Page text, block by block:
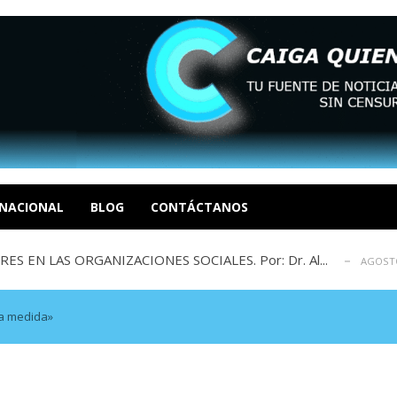
BLOG CONTÁCTANOS
costo del colapso eléctrico en... AGOSTO 7, 2026
Por Dayana Cristina Duzoglou L. AGOSTO 6, 2026
apagones y promesas incumplidas...
EN LAS ORGANIZACIONES SOCIALES. Por: Dr. Al...
en la política: distinc... AGOSTO 7, 2026
costo del colapso eléctrico en... AGOSTO 7, 2026
Por Dayana Cristina Duzoglou L.
apagones y promesas incumplidas... AGOSTO 6, 2026
medida»